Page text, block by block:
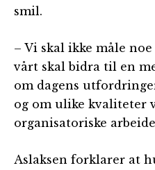
smil.
– Vi skal ikke måle
vårt skal bidra til en
om dagens
og om ulike kvaliteter
organisatoriske
Aslaksen forklarer at